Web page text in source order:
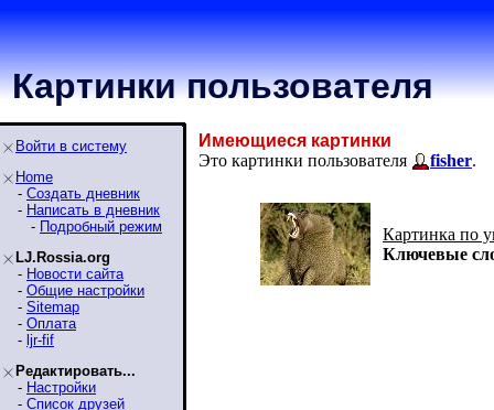
Картинки пользователя
Войти в систему
Home
- Создать дневник
- Написать в дневник
- Подробный режим
LJ.Rossia.org
- Новости сайта
- Общие настройки
- Sitemap
- Оплата
- ljr-fif
Редактировать...
- Настройки
- Список друзей
Имеющиеся картинки
Это картинки пользователя
fisher.
Картинка по
Ключевые